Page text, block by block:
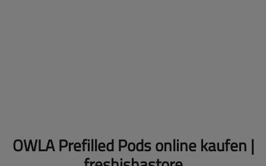
OWLA Prefilled Pods online kaufen |